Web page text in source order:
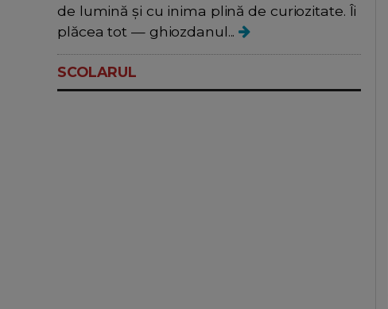
de lumină și cu inima plină de curiozitate. Îi
plăcea tot — ghiozdanul...
SCOLARUL